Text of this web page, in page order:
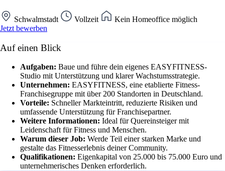
Schwalmstadt Vollzeit
Kein Homeoffice möglich
Jetzt bewerben
Auf einen Blick
Aufgaben: Baue und führe dein eigenes EASYFITNESS-
Studio mit Unterstützung und klarer Wachstumsstrategie.
Unternehmen: EASYFITNESS, eine etablierte Fitness-
Franchisegruppe mit über 200 Standorten in Deutschland.
Vorteile: Schneller Markteintritt, reduzierte Risiken und
umfassende Unterstützung für Franchisepartner.
Weitere Informationen: Ideal für Quereinsteiger mit
Leidenschaft für Fitness und Menschen.
Warum dieser Job: Werde Teil einer starken Marke und
gestalte das Fitnesserlebnis deiner Community.
Qualifikationen: Eigenkapital von 25.000 bis 75.000 Euro und
unternehmerisches Denken erforderlich.